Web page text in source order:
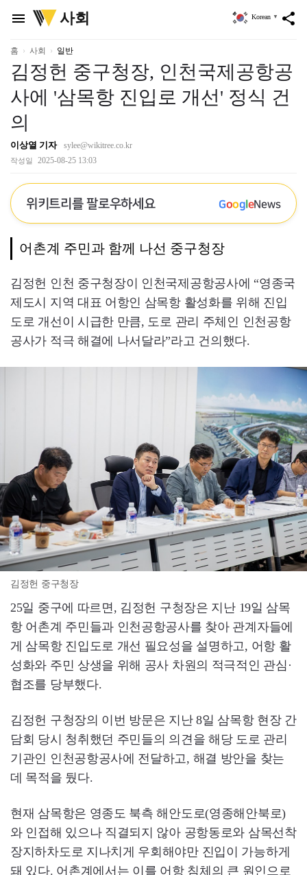
menu
위
키
리
사회 share
Korean ▼
홈 사회 일반
김정헌 중구청장, 인천국제공항공
사에 '삼목항 진입로 개선' 정식 건
의
이상열 기자 sylee@wikitree.co.kr
작성일 2025-08-25 13:03
위키트리를 팔로우하세요 GoogleNews
어촌계 주민과 함께 나선 중구청장
김정헌 인천 중구청장이 인천국제공항공사에 “영종국
제도시 지역 대표 어항인 삼목항 활성화를 위해 진입
도로 개선이 시급한 만큼, 도로 관리 주체인 인천공항
공사가 적극 해결에 나서달라”라고 건의했다.
김정헌 중구청장
25일 중구에 따르면, 김정헌 구청장은 지난 19일 삼목
항 어촌계 주민들과 인천공항공사를 찾아 관계자들에
게 삼목항 진입도로 개선 필요성을 설명하고, 어항 활
성화와 주민 상생을 위해 공사 차원의 적극적인 관심·
협조를 당부했다.
김정헌 구청장의 이번 방문은 지난 8일 삼목항 현장 간
담회 당시 청취했던 주민들의 의견을 해당 도로 관리
기관인 인천공항공사에 전달하고, 해결 방안을 찾는
데 목적을 뒀다.
현재 삼목항은 영종도 북측 해안도로(영종해안북로)
와 인접해 있으나 직결되지 않아 공항동로와 삼목선착
장지하차도로 지나치게 우회해야만 진입이 가능하게
돼 있다. 어촌계에서는 이를 어항 침체의 큰 원인으로